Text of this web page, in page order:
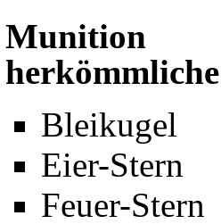
Bleikugel
Eier-Stern
Feuer-Stern